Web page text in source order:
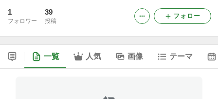
1
フォロワー
39
投稿
フォロー
一覧 人気 画像 テーマ